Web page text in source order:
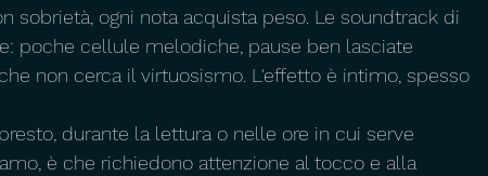
sobrietà, ogni nota acquista peso. Le soundtrack di
poche cellule melodiche, pause ben lasciate
non cerca il virtuosismo. L'effetto è intimo, spesso
durante la lettura o nelle ore in cui serve
è che richiedono attenzione al tocco e alla